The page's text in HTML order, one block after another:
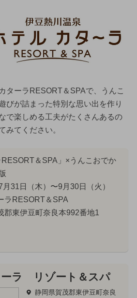
ターラRESORT＆SPAで、うんこ
びが詰まった特別な思い出を作り
で楽しめる工夫がたくさんあるの
みてください。
＆SPA」×うんこおでか
31日（木）〜9月30日（火）
ラRESORT＆SPA
郡東伊豆町奈良本992番地1
ラ リゾート＆スパ
静岡県賀茂郡東伊豆町奈良